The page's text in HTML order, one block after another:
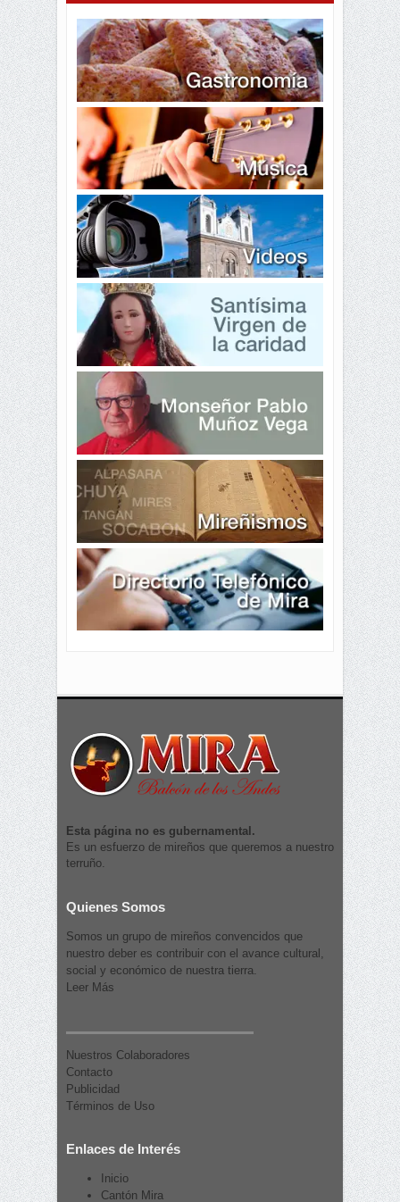
Esta página no es gubernamental.
Es un esfuerzo de mireños que queremos a nuestro
terruño.
Quienes Somos
Somos un grupo de mireños convencidos que
nuestro deber es contribuir con el avance cultural,
social y económico de nuestra tierra.
Leer Más
Nuestros Colaboradores
Contacto
Publicidad
Términos de Uso
Enlaces de Interés
Inicio
Cantón Mira